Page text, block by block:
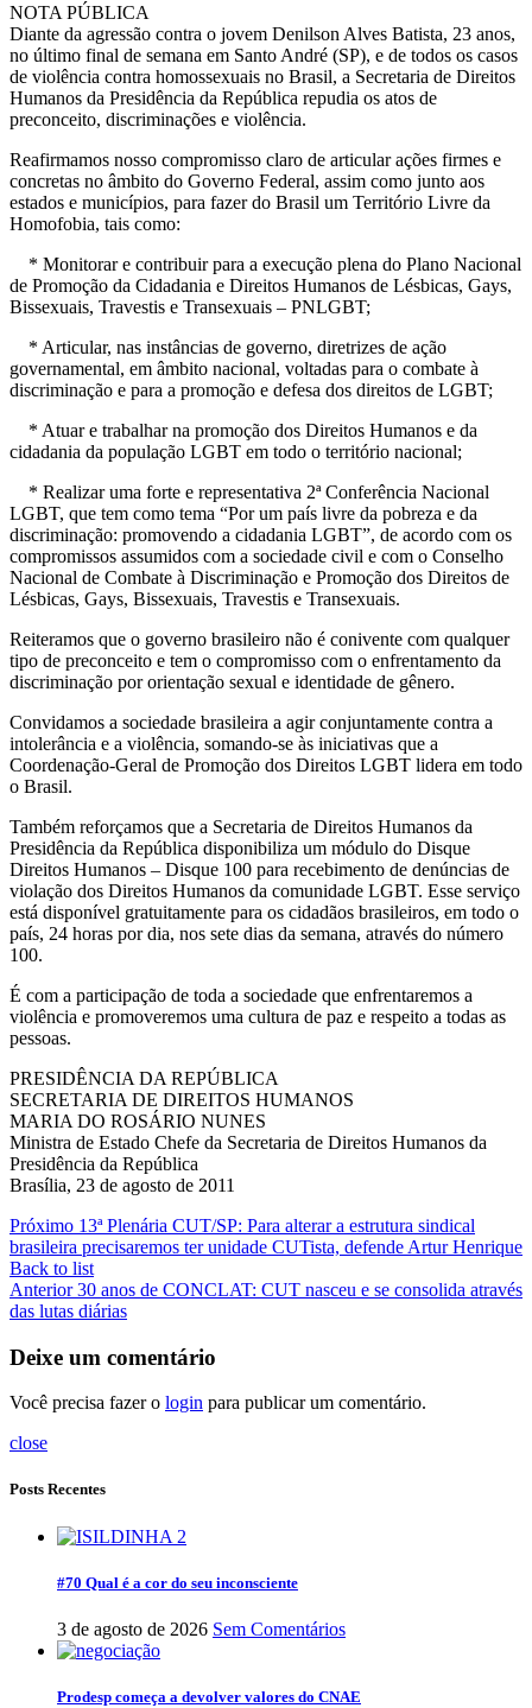
NOTA PÚBLICA
Diante da agressão contra o jovem Denilson Alves Batista, 23 anos,
no último final de semana em Santo André (SP), e de todos os casos
de violência contra homossexuais no Brasil, a Secretaria de Direitos
Humanos da Presidência da República repudia os atos de
preconceito, discriminações e violência.
Reafirmamos nosso compromisso claro de articular ações firmes e
concretas no âmbito do Governo Federal, assim como junto aos
estados e municípios, para fazer do Brasil um Território Livre da
Homofobia, tais como:
* Monitorar e contribuir para a execução plena do Plano Nacional
de Promoção da Cidadania e Direitos Humanos de Lésbicas, Gays,
Bissexuais, Travestis e Transexuais – PNLGBT;
* Articular, nas instâncias de governo, diretrizes de ação
governamental, em âmbito nacional, voltadas para o combate à
discriminação e para a promoção e defesa dos direitos de LGBT;
* Atuar e trabalhar na promoção dos Direitos Humanos e da
cidadania da população LGBT em todo o território nacional;
* Realizar uma forte e representativa 2ª Conferência Nacional
LGBT, que tem como tema “Por um país livre da pobreza e da
discriminação: promovendo a cidadania LGBT”, de acordo com os
compromissos assumidos com a sociedade civil e com o Conselho
Nacional de Combate à Discriminação e Promoção dos Direitos de
Lésbicas, Gays, Bissexuais, Travestis e Transexuais.
Reiteramos que o governo brasileiro não é conivente com qualquer
tipo de preconceito e tem o compromisso com o enfrentamento da
discriminação por orientação sexual e identidade de gênero.
Convidamos a sociedade brasileira a agir conjuntamente contra a
intolerância e a violência, somando-se às iniciativas que a
Coordenação-Geral de Promoção dos Direitos LGBT lidera em todo
o Brasil.
Também reforçamos que a Secretaria de Direitos Humanos da
Presidência da República disponibiliza um módulo do Disque
Direitos Humanos – Disque 100 para recebimento de denúncias de
violação dos Direitos Humanos da comunidade LGBT. Esse serviço
está disponível gratuitamente para os cidadãos brasileiros, em todo o
país, 24 horas por dia, nos sete dias da semana, através do número
100.
É com a participação de toda a sociedade que enfrentaremos a
violência e promoveremos uma cultura de paz e respeito a todas as
pessoas.
PRESIDÊNCIA DA REPÚBLICA
SECRETARIA DE DIREITOS HUMANOS
MARIA DO ROSÁRIO NUNES
Ministra de Estado Chefe da Secretaria de Direitos Humanos da
Presidência da República
Brasília, 23 de agosto de 2011
Próximo 13ª Plenária CUT/SP: Para alterar a estrutura sindical
brasileira precisaremos ter unidade CUTista, defende Artur Henrique
Back to list
Anterior 30 anos de CONCLAT: CUT nasceu e se consolida através
das lutas diárias
Deixe um comentário
Você precisa fazer o login para publicar um comentário.
close
Posts Recentes
#70 Qual é a cor do seu inconsciente
3 de agosto de 2026 Sem Comentários
Prodesp começa a devolver valores do CNAE